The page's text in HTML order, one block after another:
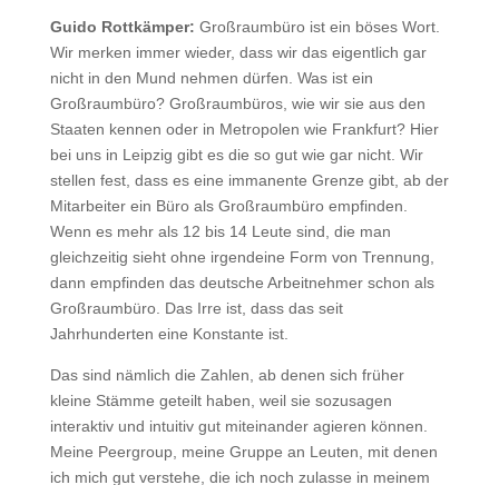
Guido Rottkämper: Großraumbüro ist ein böses Wort.
Wir merken immer wieder, dass wir das eigentlich gar
nicht in den Mund nehmen dürfen. Was ist ein
Großraumbüro? Großraumbüros, wie wir sie aus den
Staaten kennen oder in Metropolen wie Frankfurt? Hier
bei uns in Leipzig gibt es die so gut wie gar nicht. Wir
stellen fest, dass es eine immanente Grenze gibt, ab der
Mitarbeiter ein Büro als Großraumbüro empfinden.
Wenn es mehr als 12 bis 14 Leute sind, die man
gleichzeitig sieht ohne irgendeine Form von Trennung,
dann empfinden das deutsche Arbeitnehmer schon als
Großraumbüro. Das Irre ist, dass das seit
Jahrhunderten eine Konstante ist.
Das sind nämlich die Zahlen, ab denen sich früher
kleine Stämme geteilt haben, weil sie sozusagen
interaktiv und intuitiv gut miteinander agieren können.
Meine Peergroup, meine Gruppe an Leuten, mit denen
ich mich gut verstehe, die ich noch zulasse in meinem